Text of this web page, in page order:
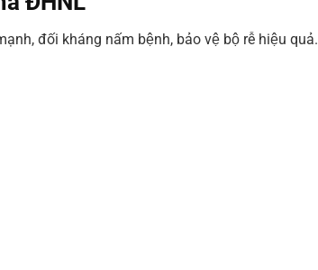
đối kháng nấm bệnh, bảo vệ bộ rễ hiệu quả.